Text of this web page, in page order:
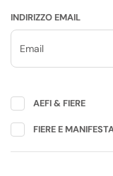
INDIRIZZO EMAIL
AEFI & FIERE
FIERE E